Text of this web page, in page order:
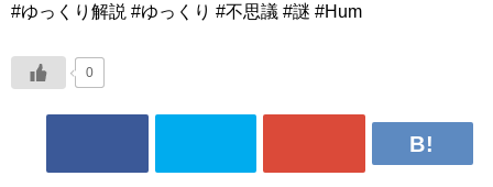
#ゆっくり解説 #ゆっくり #不思議 #謎 #Hum
0